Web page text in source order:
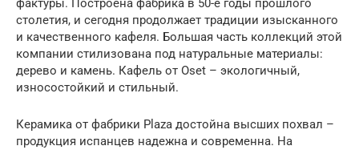
фактуры. Построена фабрика в 50-е годы прошлого
столетия, и сегодня продолжает традиции изысканного
и качественного кафеля. Большая часть коллекций этой
компании стилизована под натуральные материалы:
дерево и камень. Кафель от Oset – экологичный,
износостойкий и стильный.
Керамика от фабрики Plaza достойна высших похвал –
продукция испанцев надежна и современна. На